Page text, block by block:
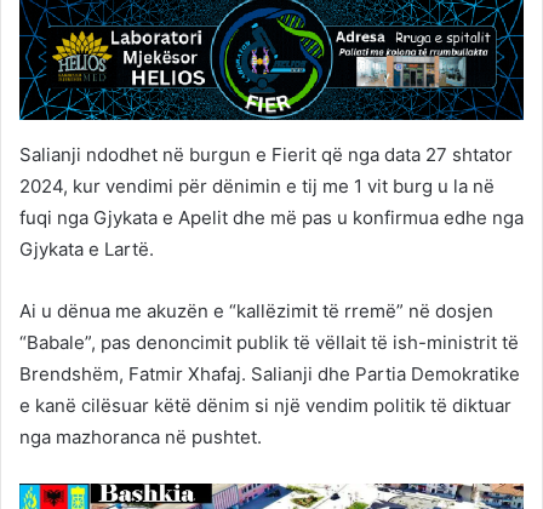
Salianji ndodhet në burgun e Fierit që nga data 27 shtator
2024, kur vendimi për dënimin e tij me 1 vit burg u la në
fuqi nga Gjykata e Apelit dhe më pas u konfirmua edhe nga
Gjykata e Lartë.
Ai u dënua me akuzën e “kallëzimit të rremë” në dosjen
“Babale”, pas denoncimit publik të vëllait të ish-ministrit të
Brendshëm, Fatmir Xhafaj. Salianji dhe Partia Demokratike
e kanë cilësuar këtë dënim si një vendim politik të diktuar
nga mazhoranca në pushtet.